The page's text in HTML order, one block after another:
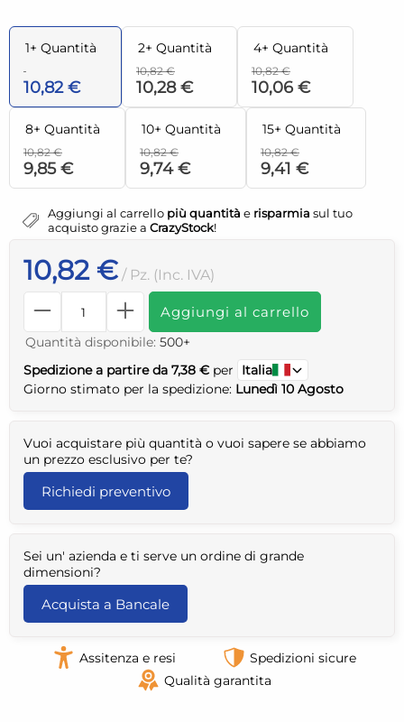
1+ Quantità
10,82 €
2+ Quantità
10,82 €
10,28 €
4+ Quantità
10,82 €
10,06 €
8+ Quantità
10,82 €
9,85 €
10+ Quantità
10,82 €
9,74 €
15+ Quantità
10,82 €
9,41 €
Aggiungi al carrello più quantità e risparmia sul tuo
acquisto grazie a CrazyStock!
10,82 € / Pz. (Inc. IVA)
Aggiungi al carrello
Quantità disponibile: 500+
Spedizione a partire da 7,38 € per
Italia
Giorno stimato per la spedizione: Lunedì 10 Agosto
Vuoi acquistare più quantità o vuoi sapere se abbiamo
un prezzo esclusivo per te?
Richiedi preventivo
Sei un' azienda e ti serve un ordine di grande
dimensioni?
Acquista a Bancale
Assitenza e resi
Spedizioni sicure
Qualità garantita